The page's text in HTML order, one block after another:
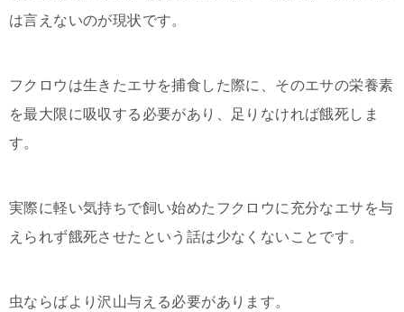
は言えないのが現状です。
フクロウは生きたエサを捕食した際に、そのエサの栄養素
を最大限に吸収する必要があり、足りなければ餓死しま
す。
実際に軽い気持ちで飼い始めたフクロウに充分なエサを与
えられず餓死させたという話は少なくないことです。
虫ならばより沢山与える必要があります。